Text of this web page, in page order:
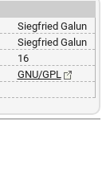
Siegfried Galun
Siegfried Galun
16
GNU/GPL